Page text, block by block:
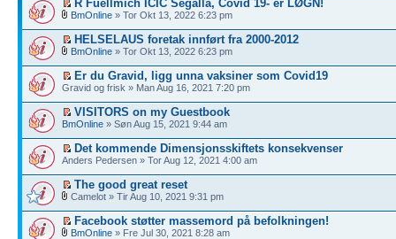
R Fuellmich ICIC Segalla, Covid 19- er LØGN!
BmOnline » Tor Okt 13, 2022 6:23 pm
HELSELAUS foretak innført fra 2000-2012
BmOnline » Tor Okt 13, 2022 6:23 pm
Er du Gravid, ligg unna vaksiner som Covid19
Gravid og frisk » Man Aug 16, 2021 7:20 pm
VISITORS on my Guestbook
BmOnline » Søn Aug 15, 2021 9:44 am
Det kommende Dimensjonsskiftets konsekvenser
Anders Pedersen » Tor Aug 12, 2021 4:00 am
The good great reset
Camelot » Tir Aug 10, 2021 9:31 pm
Facebook støtter massemord på befolkningen!
BmOnline » Fre Jul 30, 2021 8:28 am